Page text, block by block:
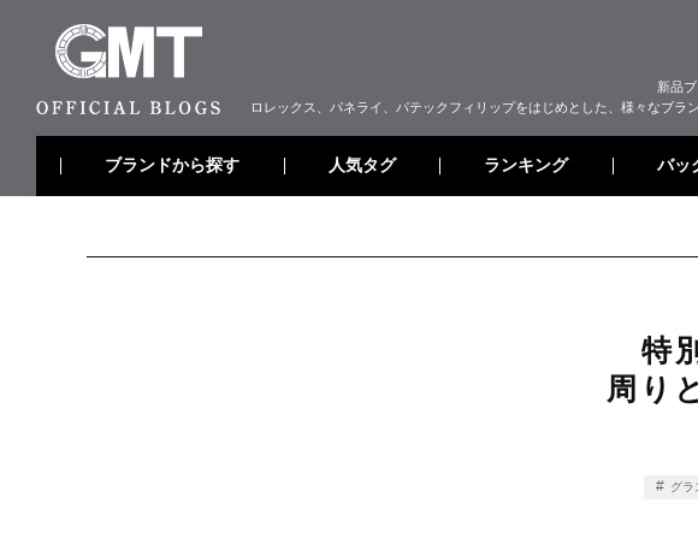
新品
ロレックス、パネライ、パテックフィリップをはじめとした、様々なブラ
ブランドから探す 人気タグ ランキング バッ
特
周り
グラ